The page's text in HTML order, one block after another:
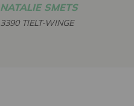
NATALIE SMETS
3390 TIELT-WINGE